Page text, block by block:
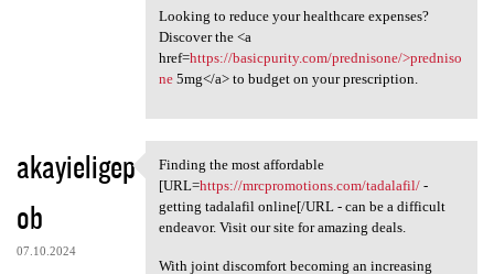
Looking to reduce your healthcare expenses?
Discover the <a
href=https://basicpurity.com/prednisone/>predniso
ne5mg</a> to budget on your prescription.
akayieligep
ob
07.10.2024
Finding the most affordable
Finding the most affordable
[URL=https://mrcpromotions.com/tadalafil/-
getting tadalafil online[/URL - can be a difficult
endeavor. Visit our site for amazing deals.
With joint discomfort becoming an increasing